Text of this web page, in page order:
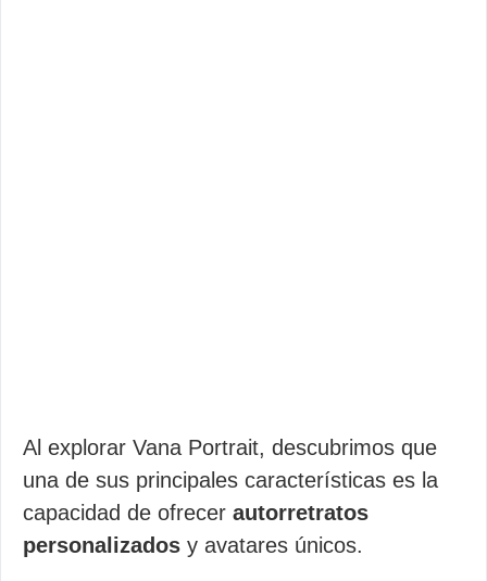
Al explorar Vana Portrait, descubrimos que
una de sus principales características es la
capacidad de ofrecer autorretratos
personalizados y avatares únicos.